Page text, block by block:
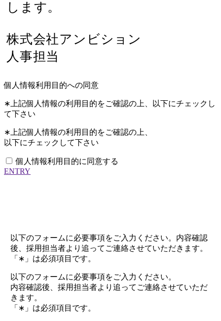
します。
株式会社アンビション
人事担当
個人情報利用目的への同意
∗上記個人情報の利用目的をご確認の上、以下にチェックし
て下さい
∗上記個人情報の利用目的をご確認の上、
以下にチェックして下さい
個人情報利用目的に同意する
ENTRY
以下のフォームに必要事項をご入力ください。内容確認
後、採用担当者より追ってご連絡させていただきます。
「∗」は必須項目です。
以下のフォームに必要事項をご入力ください。
内容確認後、採用担当者より追ってご連絡させていただ
きます。
「∗」は必須項目です。